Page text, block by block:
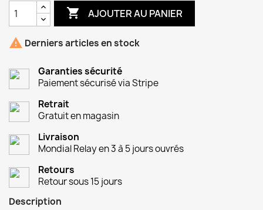
 AJOUTER AU PANIER
 Derniers articles en stock
Garanties sécurité
Paiement sécurisé via Stripe
Retrait
Gratuit en magasin
Livraison
Mondial Relay en 3 à 5 jours ouvrés
Retours
Retour sous 15 jours
Description